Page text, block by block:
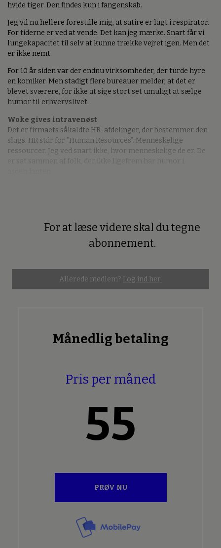
hvide tiger. Den findes kun i fangenskab.
Jeg vil nu hellere forestille mig, at satire er lagt i respirator.
For tiderne er ved at vende. Det kan jeg mærke. Snart får vi
lungekapacitet til selv at kunne trække vejret igen. Men det
er ikke nemt.
For 10 år siden var der endnu virksomheder, der turde hyre
en komiker. Men stadigt flere bureauer melder, at det er
blevet sværere, for ikke at sige stort set umuligt at sælge
humor til erhvervslivet.
Woke gives intravenøst
Det er firmaets såkaldte HR-afdelinger, der bestemmer den
slags. HR står for ”Human Resources”. Menneskelige
ressourcer. Jeg ved snart ikke, hvor menneskelige de er. De
For at læse videre skal du tegne
abonnement.
Allerede medlem? Log ind her.
Månedlig betaling
Pris per måned
55
PRØV NU